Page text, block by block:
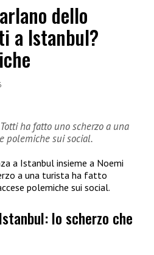
dello
a Istanbul?
ha fatto uno scherzo a una
polemiche sui social.
a Istanbul insieme a Noemi
a una turista ha fatto
polemiche sui social.
lo scherzo che